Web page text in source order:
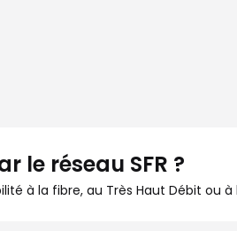
le réseau SFR ?
à la fibre, au Très Haut Débit ou